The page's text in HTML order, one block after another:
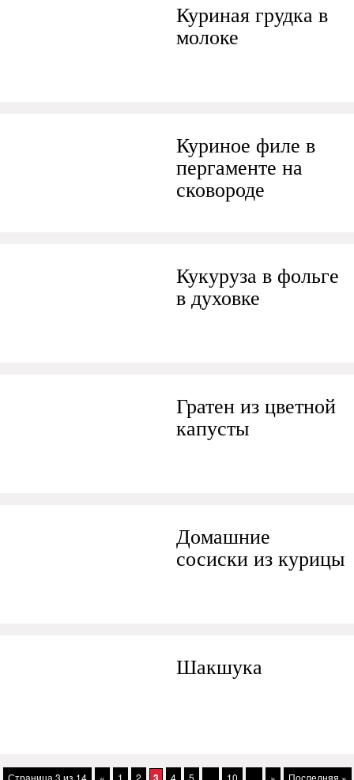
Куриная грудка в
молоке
Куриное филе в
пергаменте на
сковороде
Кукуруза в фольге
в духовке
Гратен из цветной
капусты
Домашние
сосиски из курицы
Шакшука
Страница 3 из 14 « 1 2 4 5 10 » Последняя »